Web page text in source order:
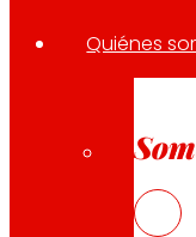
Quiénes
19.02.2026
EROSKI